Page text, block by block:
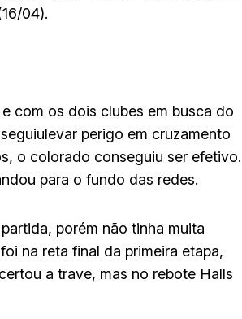
04).
com os dois clubes em busca do
perigo em cruzamento
o colorado conseguiu ser efetivo.
para o fundo das redes.
porém não tinha muita
na reta final da primeira etapa,
a trave, mas no rebote Halls